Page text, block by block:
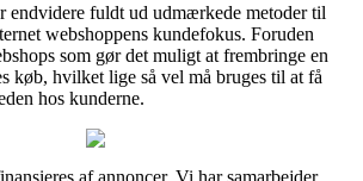
endvidere fuldt ud udmærkede metoder til
webshoppens kundefokus. Foruden
som gør det muligt at frembringe en
køb, hvilket lige så vel må bruges til at få
hos kunderne.
af annoncer. Vi har samarbejder